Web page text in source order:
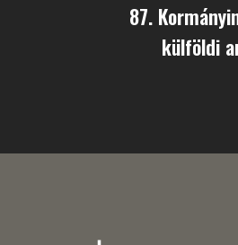
87.
külföldi